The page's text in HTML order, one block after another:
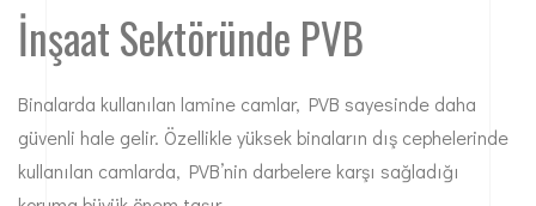
İnşaat Sektöründe PVB
Binalarda kullanılan lamine camlar, PVB sayesinde daha
güvenli hale gelir. Özellikle yüksek binaların dış cephelerinde
kullanılan camlarda, PVB’nin darbelere karşı sağladığı